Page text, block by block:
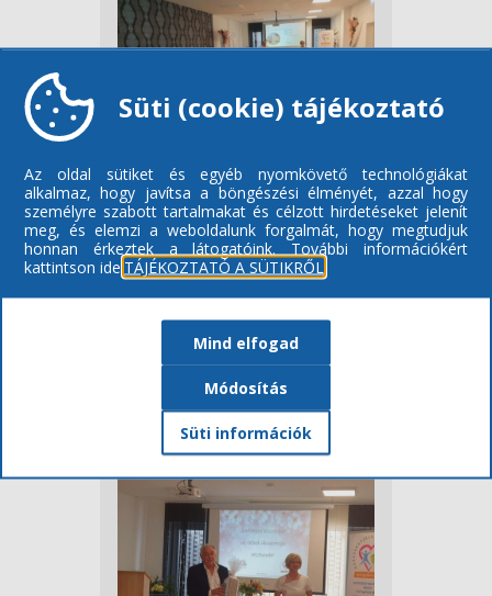
Süti (cookie) tájékoztató
Az oldal sütiket és egyéb nyomkövető technológiákat
alkalmaz, hogy javítsa a böngészési élményét, azzal hogy
személyre szabott tartalmakat és célzott hirdetéseket jelenít
meg, és elemzi a weboldalunk forgalmát, hogy megtudjuk
honnan érkeztek a látogatóink.
További információkért
kattintson ide:TÁJÉKOZTATÓ A SÜTIKRŐL
Mind elfogad
Módosítás
Süti információk